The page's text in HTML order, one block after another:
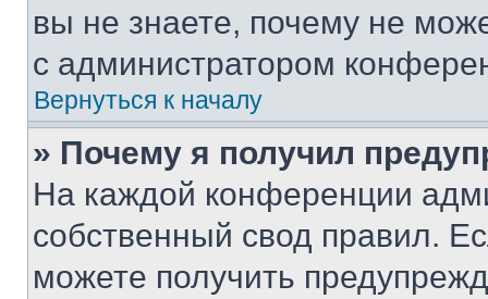
вы не знаете, почему не
с администратором
Вернуться к началу
» Почему я получил
На каждой конференции
собственный свод правил.
можете получить